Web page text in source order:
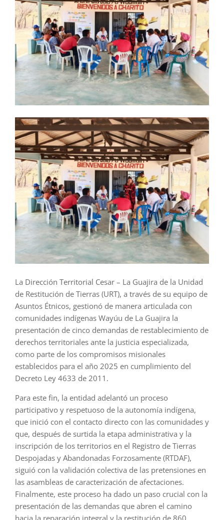
La Dirección Territorial Cesar – La Guajira de la Unidad
de Restitución de Tierras (URT), a través de su equipo de
Asuntos Étnicos, gestionó de manera articulada con
comunidades indígenas Wayúu de La Guajira la
presentación de cinco demandas de restablecimiento de
derechos territoriales ante la justicia especializada,
como parte de los compromisos misionales
establecidos para el año 2025 en cumplimiento del
Decreto Ley 4633 de 2011.
Para este fin, la entidad adelantó un proceso
participativo y respetuoso de la autonomía indígena,
que inició con el contacto directo con las comunidades y
que, después de surtida la etapa administrativa y la
inscripción de los territorios en el Registro de Tierras
Despojadas y Abandonadas Forzosamente (RTDAF),
siguió con la validación colectiva de las pretensiones en
las asambleas de caracterización de afectaciones.
Finalmente, este proceso ha dado un paso crucial con la
presentación de las demandas que abren el camino